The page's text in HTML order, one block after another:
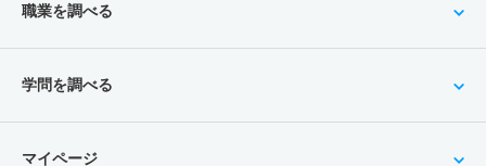
職業を調べる
学問を調べる
マイページ